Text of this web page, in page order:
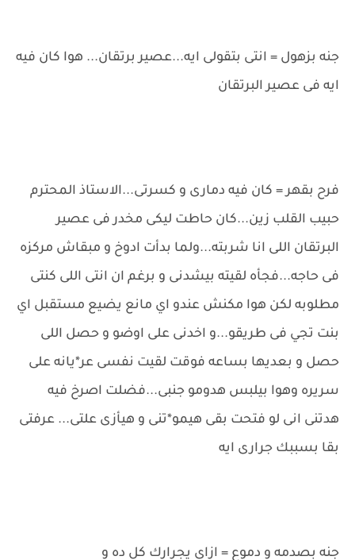
جنه بزهول = انتى بتقولى ايه...عصير برتقان... هوا كان فيه
ايه فى عصير البرتقان
فرح بقهر = كان فيه دمارى و كسرتى...الاستاذ المحترم
حبيب القلب زين...كان حاطت ليكى مخدر فى عصير
البرتقان اللى انا شربته...ولما بدأت ادوخ و مبقاش مركزه
فى حاجه...فجأه لقيته بيشدنى و برغم ان انتى اللى كنتى
مطلوبه لكن هوا مكنش عندو اي مانع يضيع مستقبل اي
بنت تجي فى طريقو...و اخدنى على اوضو و حصل اللى
حصل و بعديها بساعه فوقت لقيت نفسى عر*يانه على
سريره وهوا بيلبس هدومو جنبى...فضلت اصرخ فيه
هدتنى انى لو فتحت بقى هيمو*تنى و هيأزى علتى... عرفتى
بقا بسببك جرارى ايه
جنه بصدمه و دموع = ازاى يجرارك كل ده و